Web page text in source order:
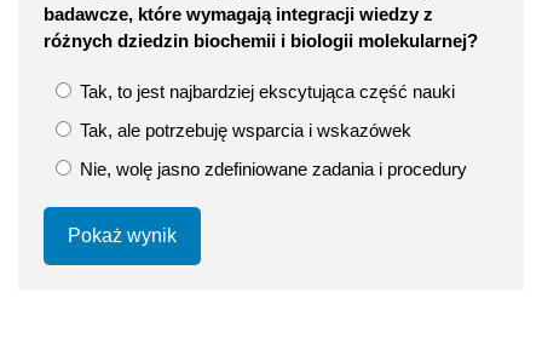
badawcze, które wymagają integracji wiedzy z
różnych dziedzin biochemii i biologii molekularnej?
Tak, to jest najbardziej ekscytująca część nauki
Tak, ale potrzebuję wsparcia i wskazówek
Nie, wolę jasno zdefiniowane zadania i procedury
Pokaż wynik